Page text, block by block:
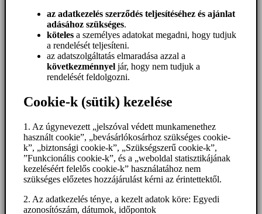
az adatkezelés szerződés teljesítéséhez és ajánlat
adásához szükséges.
köteles a személyes adatokat megadni, hogy tudjuk
a rendelését teljesíteni.
az adatszolgáltatás elmaradása azzal a
következménnyel jár, hogy nem tudjuk a
rendelését feldolgozni.
Cookie-k (sütik) kezelése
1. Az úgynevezett „jelszóval védett munkamenethez
használt cookie”, „bevásárlókosárhoz szükséges cookie-
k”, „biztonsági cookie-k”, „Szükségszerű cookie-k”,
”Funkcionális cookie-k”, és a „weboldal statisztikájának
kezeléséért felelős cookie-k” használatához nem
szükséges előzetes hozzájárulást kérni az érintettektől.
2. Az adatkezelés ténye, a kezelt adatok köre: Egyedi
azonosítószám, dátumok, időpontok